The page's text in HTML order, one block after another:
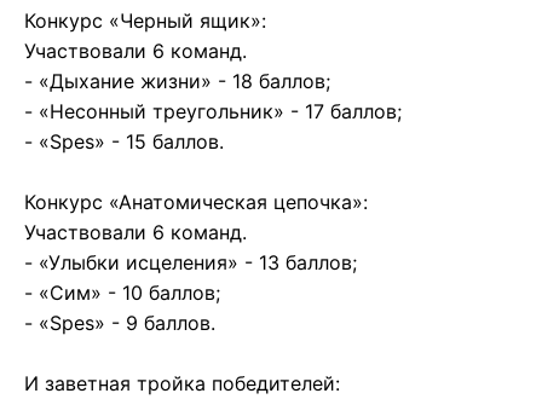
Конкурс «Черный ящик»:
Участвовали 6 команд.
- «Дыхание жизни» - 18 баллов;
- «Несонный треугольник» - 17 баллов;
- «Spes» - 15 баллов.
Конкурс «Анатомическая цепочка»:
Участвовали 6 команд.
- «Улыбки исцеления» - 13 баллов;
- «Сим» - 10 баллов;
- «Spes» - 9 баллов.
И заветная тройка победителей: